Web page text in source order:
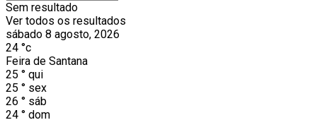
Sem resultado
Ver todos os resultados
sábado 8 agosto, 2026
24 °c
Feira de Santana
25 ° qui
25 ° sex
26 ° sáb
24 ° dom